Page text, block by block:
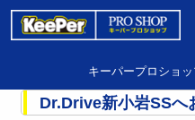
キーパープロショ
Dr.Drive新小岩SSへ